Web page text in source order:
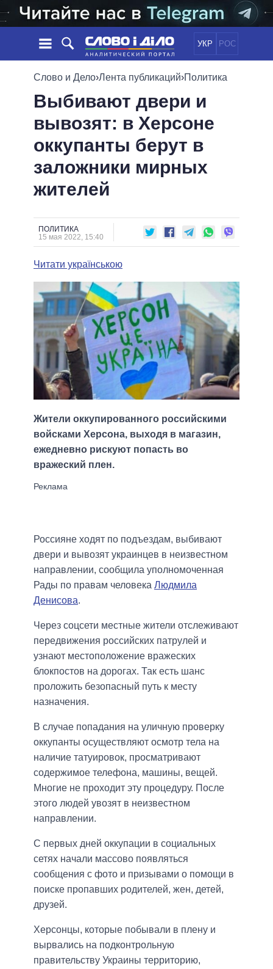
УКР РОС
НОВОСТИ
ЛЕНТА
СОБЫТИЯ
СТАТЬИ
МНЕНИЯ
ОБЗОРЫ
ДАЙДЖЕСТЫ
ПОЛИТИКА
ЭКОНОМИКА
ОБЩЕСТВО
МИР
ОБЕЩАНИЯ
ПОЛИТИКИ
ВСЕ ПОЛИТИКИ
ПРЕЗИДЕНТ И ОФИС
ВЕРХОВНАЯ РАДА
ГЛАВЫ ОБЛАДМИНИСТРАЦИЙ
МЭРЫ
ВСЕ ПЕРСОНЫ
ИНФОГРАФИКА
СРАВНЕНИЕ ПОЛИТИКОВ
Слово и Дело›Лента публикаций›Политика
Выбивают двери и
вывозят: в Херсоне
оккупанты берут в
заложники мирных
жителей
ПОЛИТИКА
15 мая 2022, 15:40
Читати українською
Жители оккупированного российскими
войсками Херсона, выходя в магазин,
ежедневно рискуют попасть во
вражеский плен.
Россияне ходят по подъездам, выбивают
двери и вывозят украинцев в неизвестном
направлении, сообщила уполномоченная
Рады по правам человека Людмила
Денисова.
Через соцсети местные жители отслеживают
передвижения российских патрулей и
узнают местоположение вражеских
блокпостов на дорогах. Так есть шанс
проложить безопасный путь к месту
назначения.
В случае попадания на уличную проверку
оккупанты осуществляют осмотр тела на
наличие татуировок, просматривают
содержимое телефона, машины, вещей.
Многие не проходит эту процедуру. После
этого людей увозят в неизвестном
направлении.
С первых дней оккупации в социальных
сетях начали массово появляться
сообщения с фото и призывами о помощи в
поиске пропавших родителей, жен, детей,
друзей.
Херсонцы, которые побывали в плену и
вырвались на подконтрольную
правительству Украины территорию,